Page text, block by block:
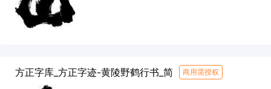
方正字库_方正字迹-黄陵野鹤行书_简 商用需授权